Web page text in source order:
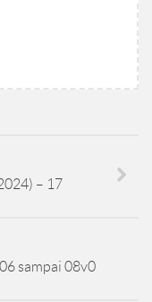
– 17
sampai 08v0